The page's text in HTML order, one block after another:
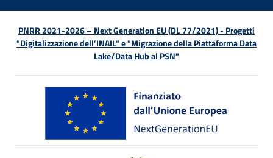
PNRR 2021-2026 – Next Generation EU (DL 77/2021) - Progetti
"Digitalizzazione dell’INAIL" e "Migrazione della Piattaforma Data
Lake/Data Hub al PSN"